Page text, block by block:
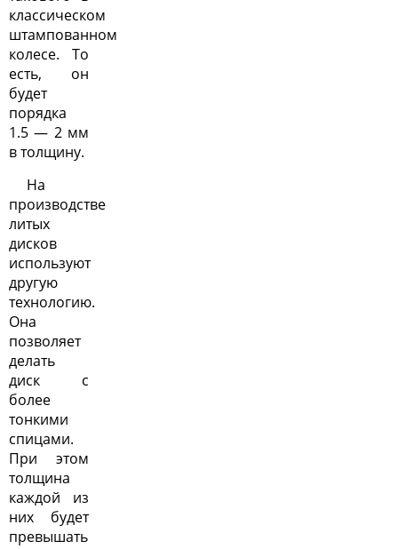
классическом
штампованном
колесе. То
есть, он
будет
порядка
1.5 — 2 мм
в толщину.
На
производстве
литых
дисков
используют
другую
технологию.
Она
позволяет
делать
диск с
более
тонкими
спицами.
При этом
толщина
каждой из
них будет
превышать